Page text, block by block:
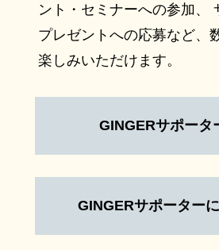
ント・セミナーへの参加、
プレゼントへの応募など、
楽しみいただけます。
GINGERサポータ
GINGERサポーター